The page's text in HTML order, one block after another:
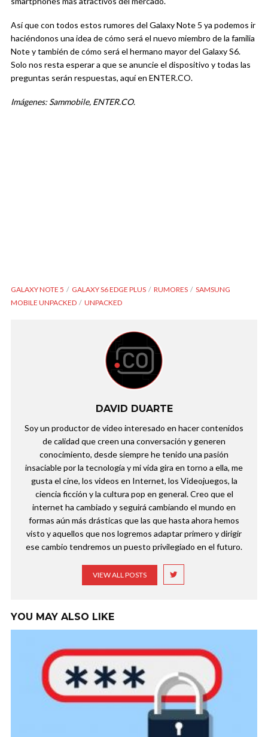
Así que con todos estos rumores del Galaxy Note 5 ya podemos ir
haciéndonos una idea de cómo será el nuevo miembro de la familia
Note y también de cómo será el hermano mayor del Galaxy S6.
Solo nos resta esperar a que se anuncie el dispositivo y todas las
preguntas serán respuestas, aquí en ENTER.CO.
Imágenes: Sammobile, ENTER.CO.
GALAXY NOTE 5 GALAXY S6 EDGE PLUS RUMORES
SAMSUNG
MOBILE UNPACKED
UNPACKED
DAVID DUARTE
Soy un productor de video interesado en hacer contenidos
de calidad que creen una conversación y generen
conocimiento, desde siempre he tenido una pasión
insaciable por la tecnología y mi vida gira en torno a ella, me
gusta el cine, los videos en Internet, los Videojuegos, la
ciencia ficción y la cultura pop en general. Creo que el
internet ha cambiado y seguirá cambiando el mundo en
formas aún más drásticas que las que hasta ahora hemos
visto y aquellos que nos logremos adaptar primero y dirigir
ese cambio tendremos un puesto privilegiado en el futuro.
VIEW ALL POSTS
YOU MAY ALSO LIKE